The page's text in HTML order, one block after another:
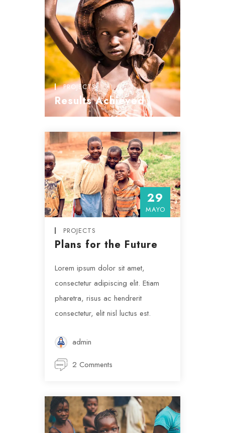
PROJECTS
Results Achieved
29
MAYO
PROJECTS
Plans for the Future
Lorem ipsum dolor sit amet,
consectetur adipiscing elit. Etiam
pharetra, risus ac hendrerit
consectetur, elit nisl luctus est.
admin
2 Comments